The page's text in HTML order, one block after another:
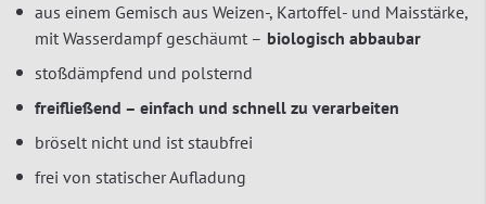
aus einem Gemisch aus Weizen-, Kartoffel- und Maisstärke,
mit Wasserdampf geschäumt – biologisch abbaubar
stoßdämpfend und polsternd
freifließend – einfach und schnell zu verarbeiten
bröselt nicht und ist staubfrei
frei von statischer Aufladung